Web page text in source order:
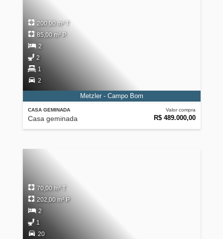
CASA GEMINADA
Casa geminada
Valor compra
R$ 489.000,00
200,00 m² T
85,00 m² P
2
2
1
2
Metzler - Campo Bom
70,00 m² T
202,00 m² P
2
1
20